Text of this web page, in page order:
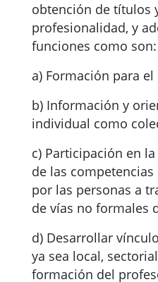
obtención de títulos
profesionalidad, y
funciones como son:
a) Formación para
b) Información y
individual como
c) Participación en
de las
por las personas a
de vías no formales
d) Desarrollar
ya sea local,
formación del